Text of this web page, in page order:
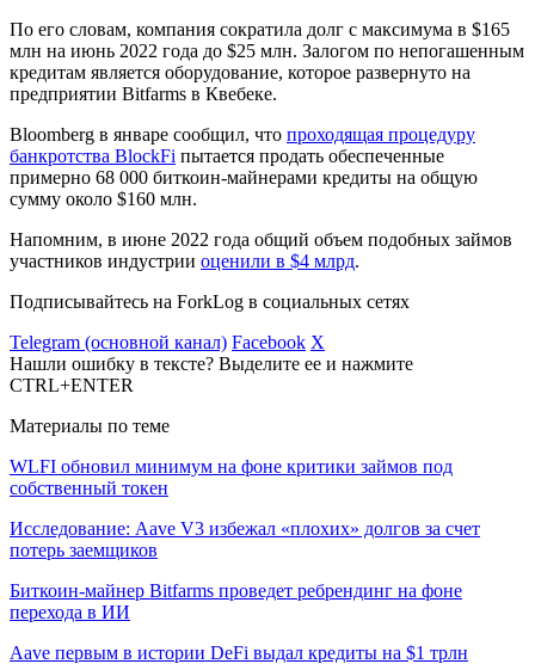
По его словам, компания сократила долг с максимума в $165
млн на июнь 2022 года до $25 млн. Залогом по непогашенным
кредитам является оборудование, которое развернуто на
предприятии Bitfarms в Квебеке.
Bloomberg в январе сообщил, что проходящая процедуру
банкротства BlockFi пытается продать обеспеченные
примерно 68 000 биткоин-майнерами кредиты на общую
сумму около $160 млн.
Напомним, в июне 2022 года общий объем подобных займов
участников индустрии оценили в $4 млрд.
Подписывайтесь на ForkLog в социальных сетях
Telegram (основной канал) Facebook X
Нашли ошибку в тексте? Выделите ее и нажмите
CTRL+ENTER
Материалы по теме
WLFI обновил минимум на фоне критики займов под
собственный токен
Исследование: Aave V3 избежал «плохих» долгов за счет
потерь заемщиков
Биткоин-майнер Bitfarms проведет ребрендинг на фоне
перехода в ИИ
Aave первым в истории DeFi выдал кредиты на $1 трлн